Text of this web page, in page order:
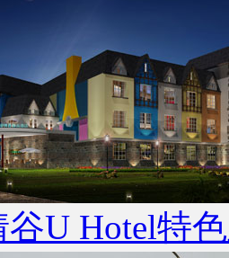
U Hotel特